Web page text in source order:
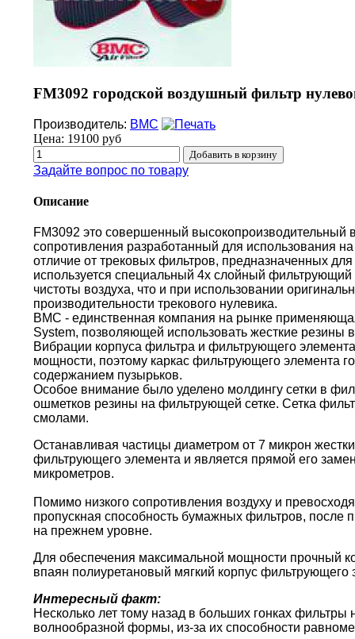
FM3092 городской воздушный фильтр
Производитель: BMC
Цена: 19100 руб
Задайте вопрос по товару
Описание
FM3092 это совершенный высокопроизводительный
сопротивления разработанный для использования
отличие от трековых фильтров, предназначенных
используется специальный 4х слойный
чистоты воздуха, что и при использовании
производительности трекового нулевика.
BMC - единственная компания на рынке
System, позволяющей использовать жесткие резины
Вибрации корпуса фильтра и фильтрующего
мощности, поэтому каркас фильтрующего элемента
содержанием пузырьков.
Особое внимание было уделено молдингу сетки в
ошметков резины на фильтрующей сетке. Сетка
смолами.
Останавливая частицы диаметром от 7 микрон
фильтрующего элемента и является прямой его
микрометров.
Помимо низкого сопротивления воздуху и
пропускная способность бумажных фильтров, после
на прежнем уровне.
Для обеспечения максимальной мощности прочный
впаян полиуретановый мягкий корпус
Интересный факт:
Несколько лет тому назад в больших гонках
волнообразной формы, из-за их способности